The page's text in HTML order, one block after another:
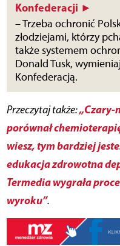
Konfederacji ►
– Trzeba ochronić
złodziejami, którzy
także systemem
Donald Tusk,
Konfederacją.
Przeczytaj także:„Czary-
porównał
wiesz, tym bardziej
edukacja zdrowotna
Termedia wygrała
wyroku”.